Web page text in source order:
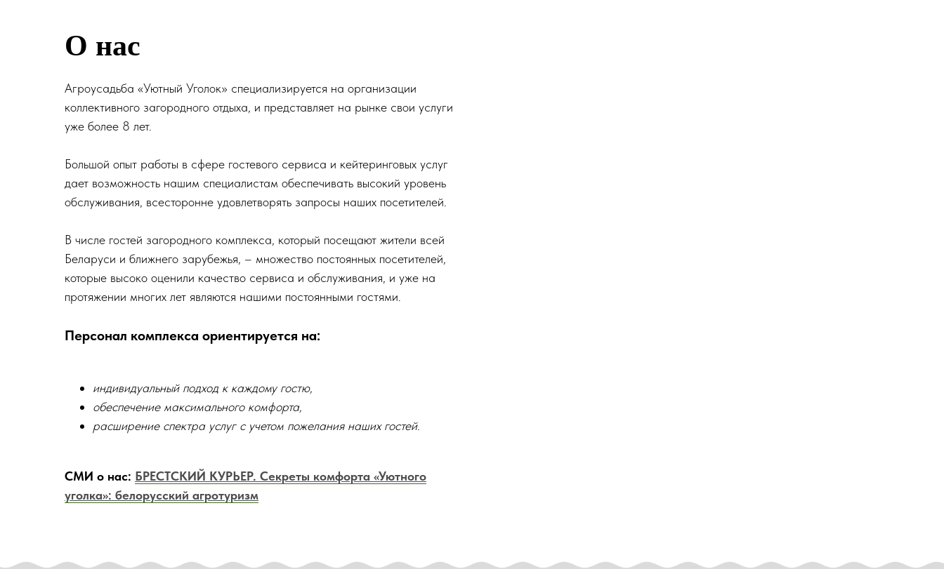
О нас
Агроусадьба «Уютный Уголок» специализируется на организации
коллективного загородного отдыха, и представляет на рынке свои услуги
уже более 8 лет.
Большой опыт работы в сфере гостевого сервиса и кейтеринговых услуг
дает возможность нашим специалистам обеспечивать высокий уровень
обслуживания, всесторонне удовлетворять запросы наших посетителей.
В числе гостей загородного комплекса, который посещают жители всей
Беларуси и ближнего зарубежья, – множество постоянных посетителей,
которые высоко оценили качество сервиса и обслуживания, и уже на
протяжении многих лет являются нашими постоянными гостями.
Персонал комплекса ориентируется на:
индивидуальный подход к каждому гостю,
обеспечение максимального комфорта,
расширение спектра услуг с учетом пожелания наших гостей.
СМИ о нас: БРЕСТСКИЙ КУРЬЕР. Секреты комфорта «Уютного
уголка»: белорусский агротуризм